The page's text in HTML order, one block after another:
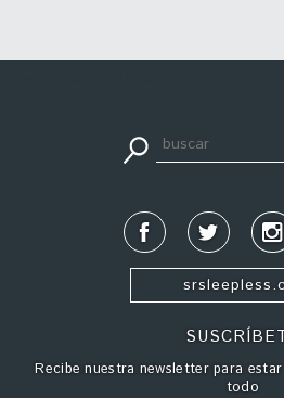
Recibe nuestra newsletter para
todo